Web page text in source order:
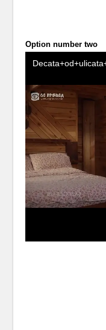
Option number two